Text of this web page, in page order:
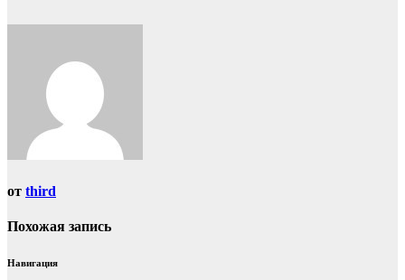
от third
Похожая запись
Навигация